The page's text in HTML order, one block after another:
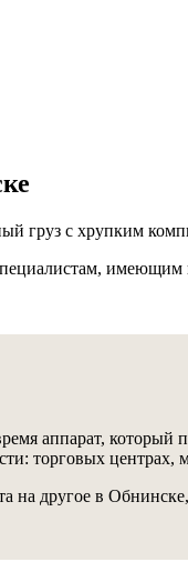
груз с хрупким
имеющим
аппарат, который
торговых центрах,
на другое в